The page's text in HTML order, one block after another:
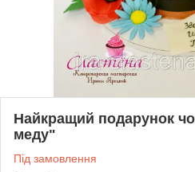
Найкращий подарунок
меду"
Під замовлення